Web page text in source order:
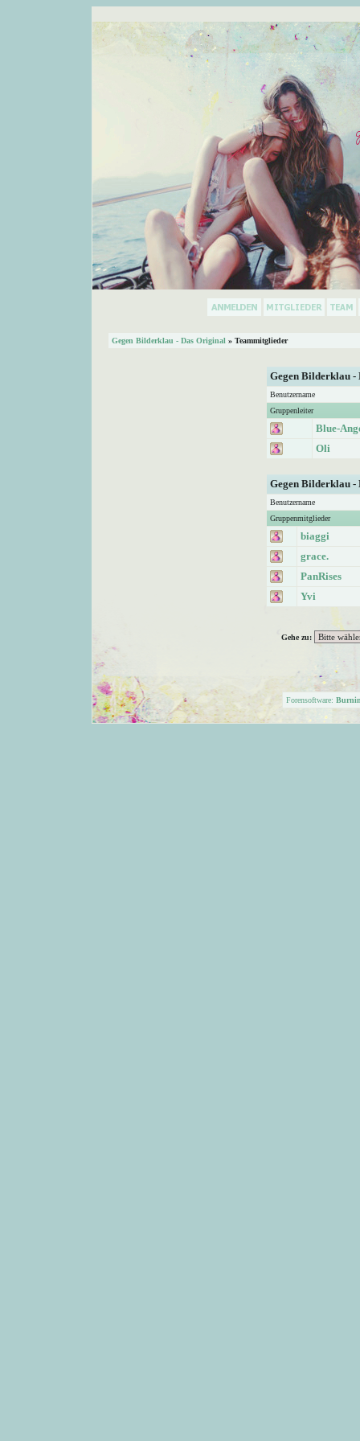
Gegen Bilderklau - Das Original » Teammitglieder
Gegen Bilderklau
Benutzername
Gruppenleiter
Blue-
Oli
Gegen Bilderklau
Benutzername
Gruppenmitglieder
biaggi
grace.
PanRises
Yvi
Gehe zu:
Forensoftware: